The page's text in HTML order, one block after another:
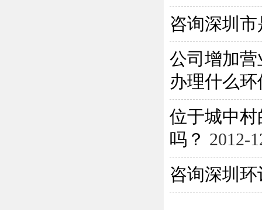
咨询深圳
公司增加
办理什么
位于城中
吗？ 2012-
咨询深圳